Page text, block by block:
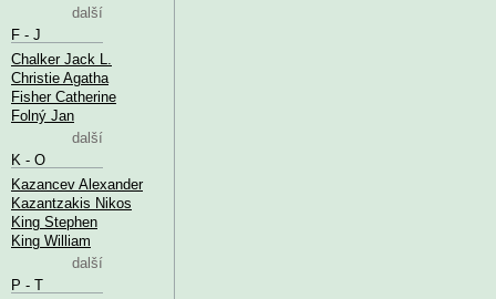
další
F - J
Chalker Jack L.
Christie Agatha
Fisher Catherine
Folný Jan
další
K - O
Kazancev Alexander
Kazantzakis Nikos
King Stephen
King William
další
P - T